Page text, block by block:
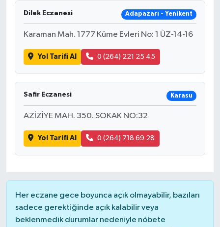
Dilek Eczanesi Adapazarı - Yenikent
Karaman Mah. 1777 Küme Evleri No: 1 ÜZ-14-16
Yol Tarifi Al 0 (264) 221 25 45
Safir Eczanesi Karasu
AZİZİYE MAH. 350. SOKAK NO:32
Yol Tarifi Al 0 (264) 718 69 28
Her eczane gece boyunca açık olmayabilir, bazıları
sadece gerektiğinde açık kalabilir veya
beklenmedik durumlar nedeniyle nöbete